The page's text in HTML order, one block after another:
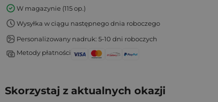
W magazynie (115 op.)
Wysyłka w ciągu następnego dnia roboczego
Personalizowany nadruk: 5-10 dni roboczych
Metody płatności
Skorzystaj z aktualnych okazji